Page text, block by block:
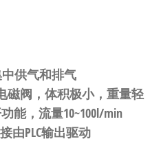
供气和排气
磁阀，体积极小，重量轻
能，流量10~100l/min
由PLC输出驱动